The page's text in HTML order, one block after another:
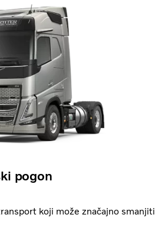
pogon
koji može značajno smanjiti